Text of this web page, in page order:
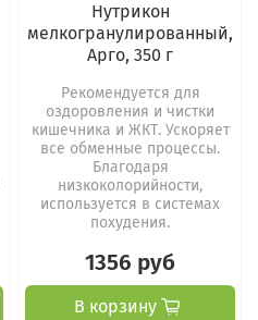
Нутрикон
мелкогранулированный,
Арго, 350 г
Рекомендуется для
оздоровления и чистки
кишечника и ЖКТ. Ускоряет
все обменные процессы.
Благодаря
низкоколорийности,
используется в системах
похудения.
1356 руб
В корзину